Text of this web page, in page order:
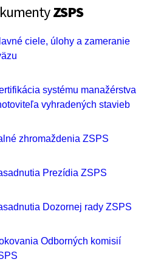
ZSPS
ciele, úlohy a zameranie
systému manažérstva
vyhradených stavieb
zhromaždenia ZSPS
Prezídia ZSPS
Dozornej rady ZSPS
Odborných komisií